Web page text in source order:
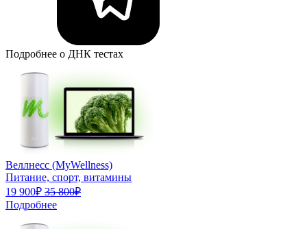
Подробнее о ДНК тестах
Веллнесс (MyWellness)
Питание, спорт, витамины
19 900₽ 35 800₽
Подробнее